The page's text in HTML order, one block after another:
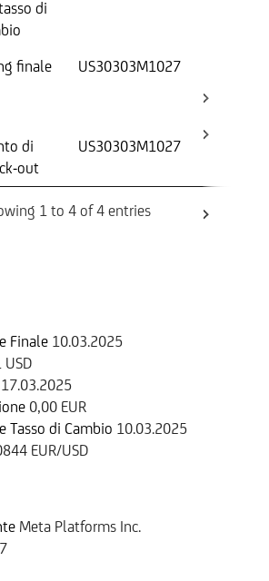
di
finale US30303M1027
di
out
US30303M1027
1 to 4 of 4 entries
Finale 10.03.2025
17.03.2025
0,00 EUR
Tasso di Cambio 10.03.2025
EUR/USD
Meta Platforms Inc.